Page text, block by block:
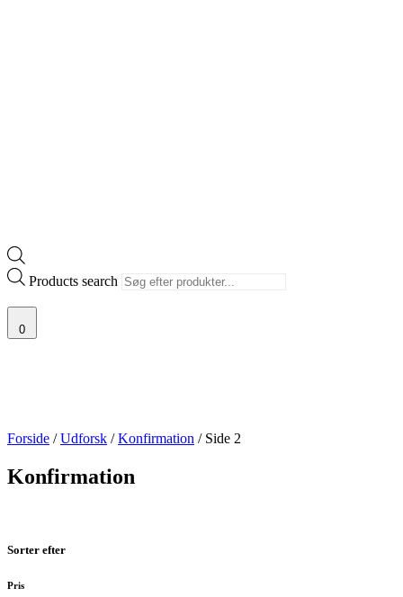
Products search
0
Forside /Udforsk /Konfirmation / Side 2
Konfirmation
Sorter efter
Pris